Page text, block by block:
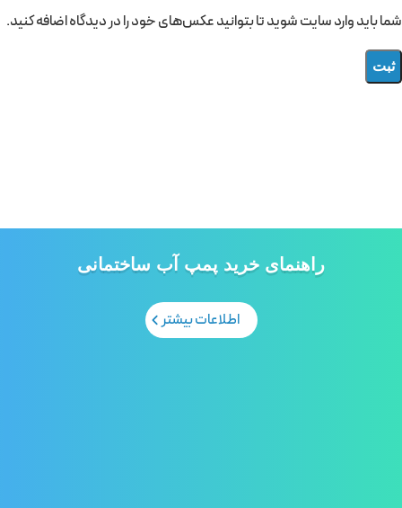
شما باید وارد سایت شوید تا بتوانید عکس‌های خود را در دیدگاه اضافه کنید.
راهنمای خرید پمپ آب ساختمانی
اطلاعات بیشتر